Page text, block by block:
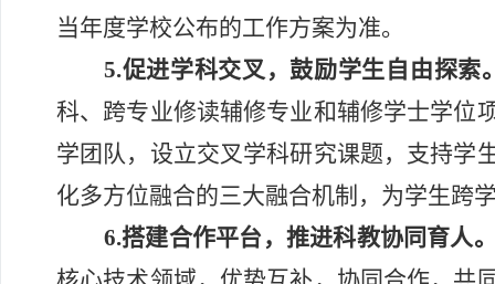
当年度学校公布的工作方案为准。
5.促进学科交叉，鼓励学生自由探索
科、跨专业修读辅修专业和辅修学士学位
学团队，设立交叉学科研究课题，支持学
化多方位融合的三大融合机制，为学生跨
6.搭建合作平台，推进科教协同育人